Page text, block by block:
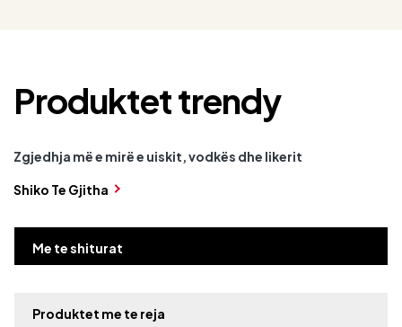
Produktet trendy
Zgjedhja më e mirë e uiskit, vodkës dhe likerit
Shiko Te Gjitha
Me te shiturat
Produktet me te reja